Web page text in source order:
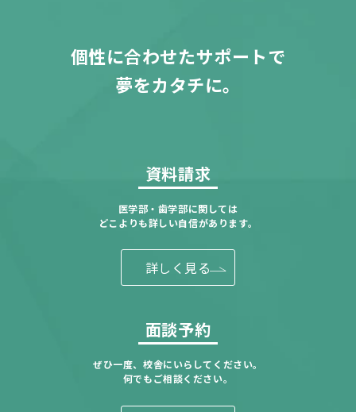
個性に合わせたサポートで
夢をカタチに。
資料請求
医学部・歯学部に関しては
どこよりも詳しい自信があります。
詳しく見る
面談予約
ぜひ一度、校舎にいらしてください。
何でもご相談ください。